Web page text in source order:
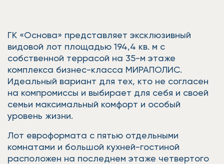
ГК «Основа» представляет эксклюзивный
видовой лот площадью 194,4 кв. м с
собственной террасой на 35-м этаже
комплекса бизнес-класса МИРАПОЛИС.
Идеальный вариант для тех, кто не согласен
на компромиссы и выбирает для себя и своей
семьи максимальный комфорт и особый
уровень жизни.
Лот евроформата с пятью отдельными
комнатами и большой кухней-гостиной
расположен на последнем этаже четвертого